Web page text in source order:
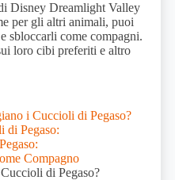
Disney Dreamlight Valley
per gli altri animali, puoi
sbloccarli come compagni.
loro cibi preferiti e altro
i Cuccioli di Pegaso?
di Pegaso:
Compagno
di Pegaso?